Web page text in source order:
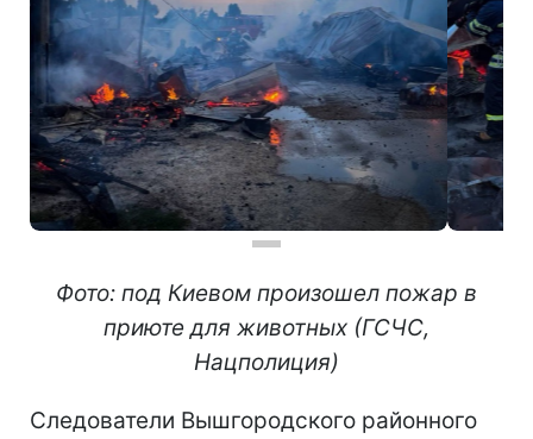
Фото: под Киевом произошел пожар в
приюте для животных (ГСЧС,
Нацполиция)
Следователи Вышгородского районного